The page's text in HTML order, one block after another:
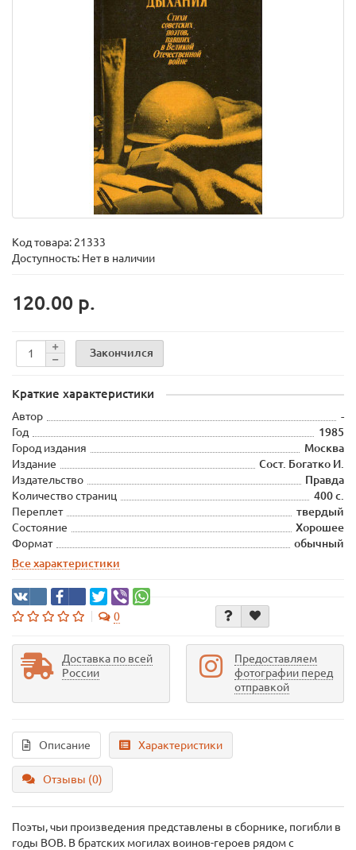
Код товара: 21333
Доступность: Нет в наличии
120.00 р.
Закончился
Краткие характеристики
Автор
-
Год
1985
Город издания
Москва
Издание
Сост. Богатко И.
Издательство
Правда
Количество страниц
400 с.
Переплет
твердый
Состояние
Хорошее
Формат
обычный
Все характеристики
0
Доставка по всей
России
Предоставляем
фотографии перед
отправкой
Описание Характеристики
Отзывы (0)
Поэты, чьи произведения представлены в сборнике, погибли в
годы ВОВ. В братских могилах воинов-героев рядом с